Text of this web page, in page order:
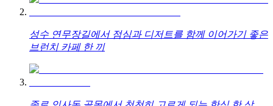
성수 연무장길에서 점심과 디저트를 함께 이어가기 좋은
브런치 카페 한 끼